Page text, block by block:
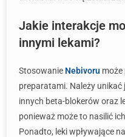
Jakie interakcje
innymi lekami?
Stosowanie Nebivoru może
preparatami. Należy
innych beta-blokerów oraz
ponieważ może to nasilić
Ponadto, leki wpływające